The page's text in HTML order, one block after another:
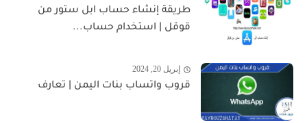
طريقة إنشاء حساب ابل ستور من
قوقل | استخدام حساب...
إبريل 20, 2024
قروب واتساب بنات اليمن | تعارف